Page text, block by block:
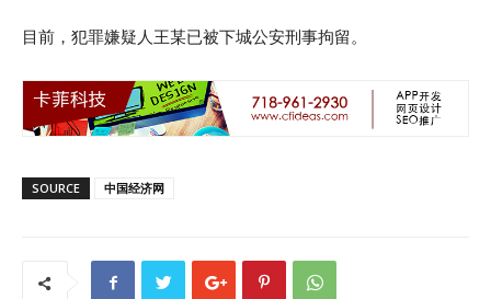
目前，犯罪嫌疑人王某已被下城公安刑事拘留。
SOURCE 中国经济网